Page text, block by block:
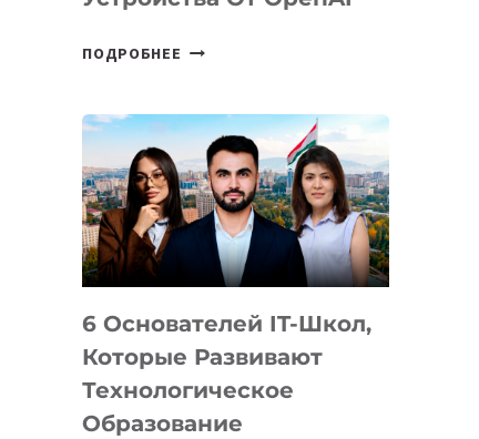
ПОДРОБНЕЕ СТАЛИ
ВНЕШНЕГО
ВИДА
НОВОГО
УСТРОЙСТВА
OPENAI
6 Основателей IT-Школ,
Которые Развивают
Технологическое
Образование